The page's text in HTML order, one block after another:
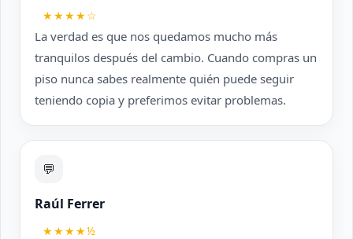
★★★★☆
La verdad es que nos quedamos mucho más
tranquilos después del cambio. Cuando compras un
piso nunca sabes realmente quién puede seguir
teniendo copia y preferimos evitar problemas.
💬
Raúl Ferrer
★★★★½